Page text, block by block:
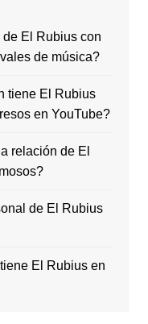
El Rubius con
de música?
tiene El Rubius
en YouTube?
relación de El
de El Rubius
El Rubius en